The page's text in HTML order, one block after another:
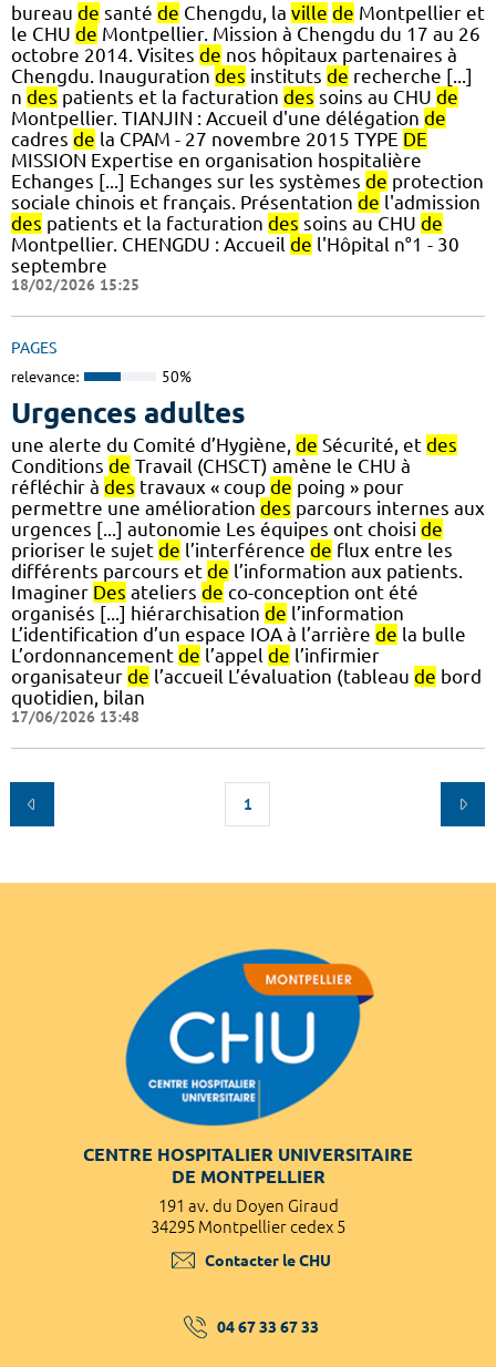
bureau de santé de Chengdu, la ville de Montpellier et
le CHU de Montpellier. Mission à Chengdu du 17 au 26
octobre 2014. Visites de nos hôpitaux partenaires à
Chengdu. Inauguration des instituts de recherche [...]
n des patients et la facturation des soins au CHU de
Montpellier. TIANJIN : Accueil d'une délégation de
cadres de la CPAM - 27 novembre 2015 TYPE DE
MISSION Expertise en organisation hospitalière
Echanges [...] Echanges sur les systèmes de protection
sociale chinois et français. Présentation de l'admission
des patients et la facturation des soins au CHU de
Montpellier. CHENGDU : Accueil de l'Hôpital n°1 - 30
septembre
18/02/2026 15:25
PAGES
relevance: 50%
Urgences adultes
une alerte du Comité d’Hygiène, de Sécurité, et des
Conditions de Travail (CHSCT) amène le CHU à
réfléchir à des travaux « coup de poing » pour
permettre une amélioration des parcours internes aux
urgences [...] autonomie Les équipes ont choisi de
prioriser le sujet de l’interférence de flux entre les
différents parcours et de l’information aux patients.
Imaginer Des ateliers de co-conception ont été
organisés [...] hiérarchisation de l’information
L’identification d’un espace IOA à l’arrière de la bulle
L’ordonnancement de l’appel de l’infirmier
organisateur de l’accueil L’évaluation (tableau de bord
quotidien, bilan
17/06/2026 13:48
1
CENTRE HOSPITALIER UNIVERSITAIRE
DE MONTPELLIER
191 av. du Doyen Giraud
34295 Montpellier cedex 5
Contacter le CHU
04 67 33 67 33